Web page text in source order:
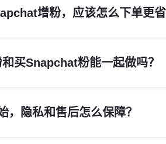
增粉，应该怎么下单更省
买Snapchat粉能一起做吗？
，隐私和售后怎么保障？